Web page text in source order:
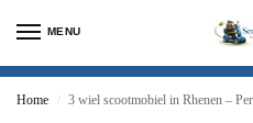
MENU
Home / 3 wiel scootmobiel in Rhenen –